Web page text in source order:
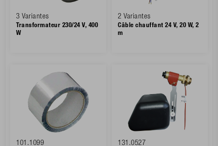
3 Variantes
Transformateur 230/24 V, 400
W
2 Variantes
Câble chauffant 24 V, 20 W, 2
m
101.1099 131.0527